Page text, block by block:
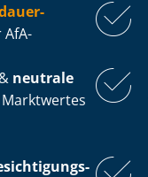
AfA-
& neutrale